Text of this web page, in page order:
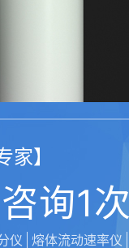
】
询1次
仪 熔体流动速率仪